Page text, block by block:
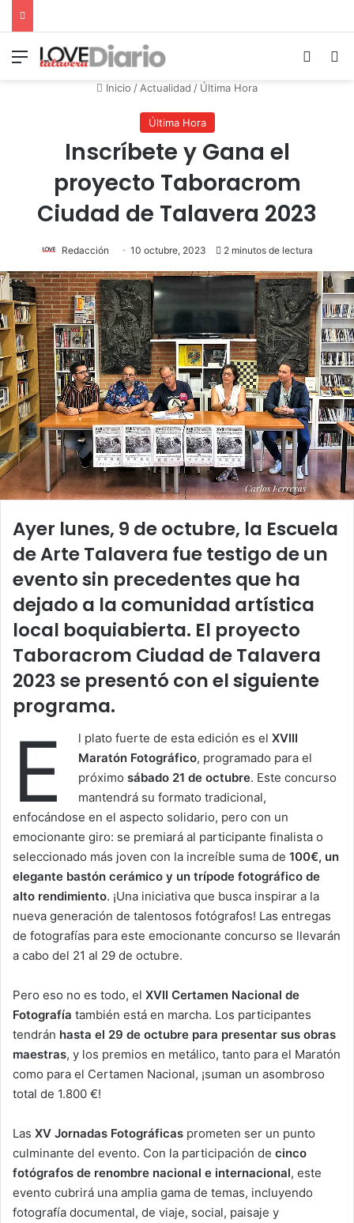
Menú
Inicio /Actualidad / Última Hora
Última Hora
Inscríbete y Gana el
proyecto Taboracrom
Ciudad de Talavera 2023
Redacción 10 octubre, 2023 2 minutos de lectura
Ayer lunes, 9 de octubre, la Escuela
de Arte Talavera fue testigo de un
evento sin precedentes que ha
dejado a la comunidad artística
local boquiabierta. El proyecto
Taboracrom Ciudad de Talavera
2023 se presentó con el siguiente
programa.
E l plato fuerte de esta edición es el XVIII
Maratón Fotográfico, programado para el
próximo sábado 21 de octubre. Este concurso
mantendrá su formato tradicional,
enfocándose en el aspecto solidario, pero con un
emocionante giro: se premiará al participante finalista o
seleccionado más joven con la increíble suma de 100€, un
elegante bastón cerámico y un trípode fotográfico de
alto rendimiento. ¡Una iniciativa que busca inspirar a la
nueva generación de talentosos fotógrafos! Las entregas
de fotografías para este emocionante concurso se llevarán
a cabo del 21 al 29 de octubre.
Pero eso no es todo, el XVII Certamen Nacional de
Fotografía también está en marcha. Los participantes
tendrán hasta el 29 de octubre para presentar sus obras
maestras, y los premios en metálico, tanto para el Maratón
como para el Certamen Nacional, ¡suman un asombroso
total de 1.800 €!
Las XV Jornadas Fotográficas prometen ser un punto
culminante del evento. Con la participación de cinco
fotógrafos de renombre nacional e internacional, este
evento cubrirá una amplia gama de temas, incluyendo
fotografía documental, de viaje, social, paisaje y